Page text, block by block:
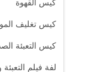
كيس القهوة
كيس تغليف
كيس التعبئة
لفة فيلم التعبئة